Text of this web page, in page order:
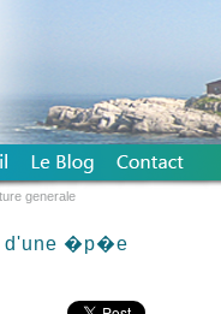
d'une �p�e
generale